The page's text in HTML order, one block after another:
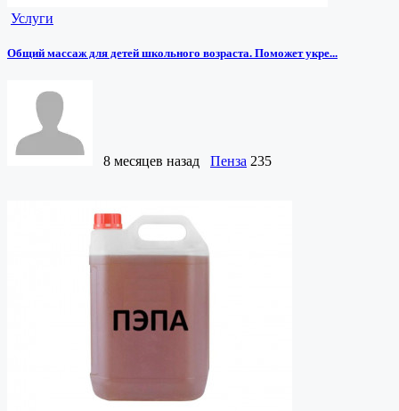
Услуги
Общий массаж для детей школьного возраста. Поможет укре...
8 месяцев назад Пенза 235